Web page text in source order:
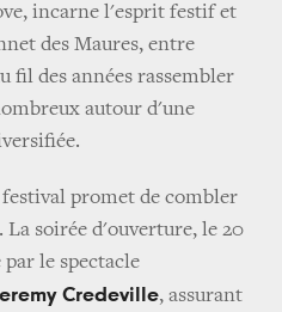
incarne l'esprit festif et
des Maures, entre
fil des années rassembler
autour d'une
promet de combler
La soirée d'ouverture, le 20
le spectacle
Credeville, assurant